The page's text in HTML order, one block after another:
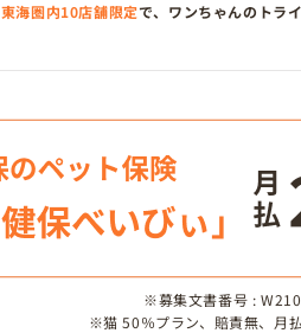
東海圏内10店舗限定で、ワンちゃんのトラ
※募集文書番号 :
※猫 50％プラン、賠責無、月払